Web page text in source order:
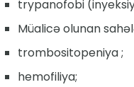
trypanofobi
Müalicə olunan
trombositopeniya ;
hemofiliya;